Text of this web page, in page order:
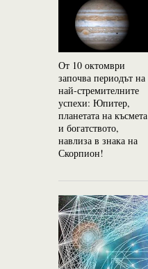
От 10 октомври
започва периодът на
най-стремителните
успехи: Юпитер,
планетата на късмета
и богатството,
навлиза в знака на
Скорпион!